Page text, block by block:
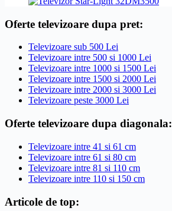
Oferte televizoare dupa pret:
Televizoare sub 500 Lei
Televizoare intre 500 si 1000 Lei
Televizoare intre 1000 si 1500 Lei
Televizoare intre 1500 si 2000 Lei
Televizoare intre 2000 si 3000 Lei
Televizoare peste 3000 Lei
Oferte televizoare dupa diagonala:
Televizoare intre 41 si 61 cm
Televizoare intre 61 si 80 cm
Televizoare intre 81 si 110 cm
Televizoare intre 110 si 150 cm
Articole de top: